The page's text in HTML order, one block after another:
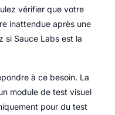
vérifier que votre
inattendue après une
si Sauce Labs est la
à ce besoin. La
module de test visuel
pour du test